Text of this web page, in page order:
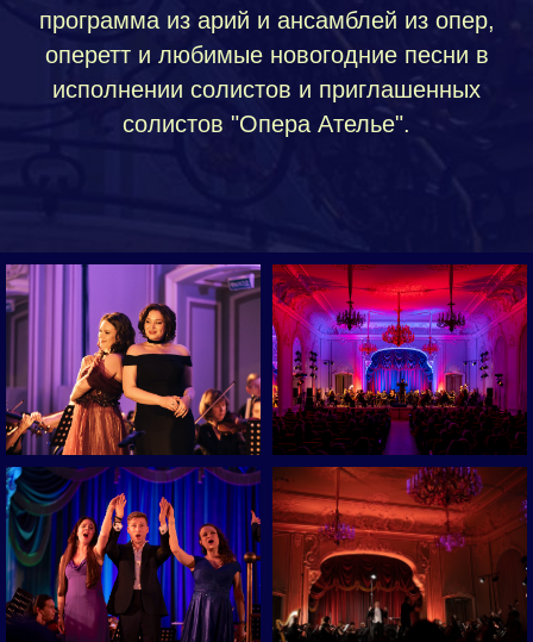
программа из арий и ансамблей из опер,
оперетт и любимые новогодние песни в
исполнении солистов и приглашенных
солистов "Опера Ателье".